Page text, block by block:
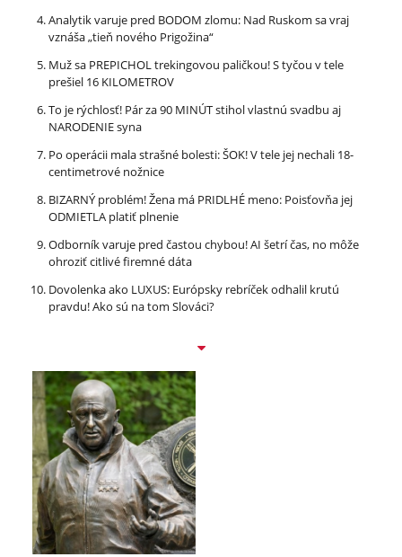
Analytik varuje pred BODOM zlomu: Nad Ruskom sa vraj
vznáša „tieň nového Prigožina“
Muž sa PREPICHOL trekingovou paličkou! S tyčou v tele
prešiel 16 KILOMETROV
To je rýchlosť! Pár za 90 MINÚT stihol vlastnú svadbu aj
NARODENIE syna
Po operácii mala strašné bolesti: ŠOK! V tele jej nechali 18-
centimetrové nožnice
BIZARNÝ problém! Žena má PRIDLHÉ meno: Poisťovňa jej
ODMIETLA platiť plnenie
Odborník varuje pred častou chybou! AI šetrí čas, no môže
ohroziť citlivé firemné dáta
Dovolenka ako LUXUS: Európsky rebríček odhalil krutú
pravdu! Ako sú na tom Slováci?